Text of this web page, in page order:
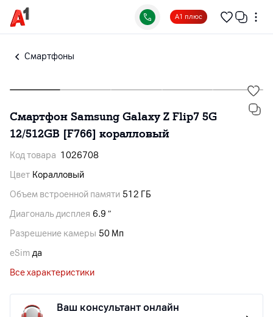
А1 плюс
Смартфоны
Смартфон Samsung Galaxy Z Flip7 5G
12/512GB [F766] коралловый
Код товара 1026708
Цвет Коралловый
Объем встроенной памяти 512 ГБ
Диагональ дисплея 6.9 ″
Разрешение камеры 50 Мп
eSim да
Все характеристики
Ваш консультант онлайн